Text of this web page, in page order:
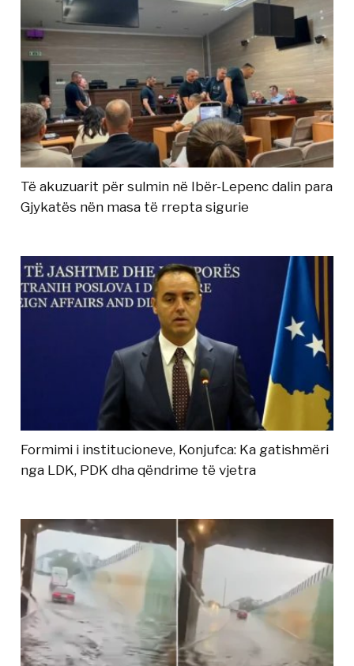
Të akuzuarit për sulmin në Ibër-Lepenc dalin para
Gjykatës nën masa të rrepta sigurie
Formimi i institucioneve, Konjufca: Ka gatishmëri
nga LDK, PDK dha qëndrime të vjetra